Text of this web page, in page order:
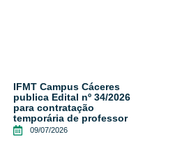
IFMT Campus Cáceres
publica Edital nº 34/2026
para contratação
temporária de professor
09/07/2026